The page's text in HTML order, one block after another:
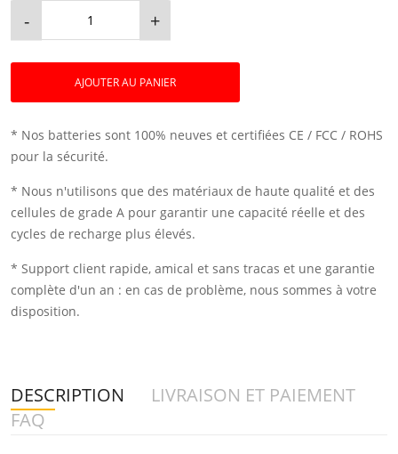
- +
AJOUTER AU PANIER
* Nos batteries sont 100% neuves et certifiées CE / FCC / ROHS
pour la sécurité.
* Nous n'utilisons que des matériaux de haute qualité et des
cellules de grade A pour garantir une capacité réelle et des
cycles de recharge plus élevés.
* Support client rapide, amical et sans tracas et une garantie
complète d'un an : en cas de problème, nous sommes à votre
disposition.
DESCRIPTION
LIVRAISON ET PAIEMENT
FAQ